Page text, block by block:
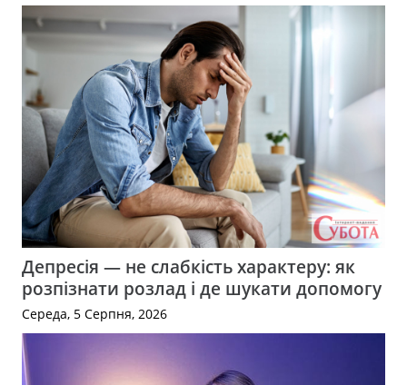
Депресія — не слабкість характеру: як
розпізнати розлад і де шукати допомогу
Середа, 5 Серпня, 2026